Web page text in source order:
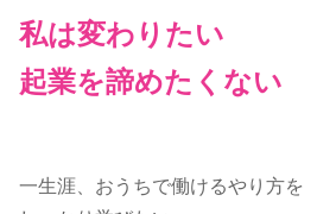
私は変わりたい
起業を諦めたくない
一生涯、おうちで働けるやり方を